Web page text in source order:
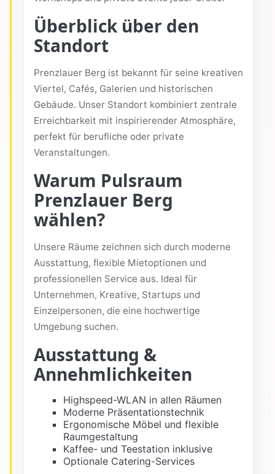
Überblick über den
Standort
Prenzlauer Berg ist bekannt für seine kreativen
Viertel, Cafés, Galerien und historischen
Gebäude. Unser Standort kombiniert zentrale
Erreichbarkeit mit inspirierender Atmosphäre,
perfekt für berufliche oder private
Veranstaltungen.
Warum Pulsraum
Prenzlauer Berg
wählen?
Unsere Räume zeichnen sich durch moderne
Ausstattung, flexible Mietoptionen und
professionellen Service aus. Ideal für
Unternehmen, Kreative, Startups und
Einzelpersonen, die eine hochwertige
Umgebung suchen.
Ausstattung &
Annehmlichkeiten
Highspeed-WLAN in allen Räumen
Moderne Präsentationstechnik
Ergonomische Möbel und flexible
Raumgestaltung
Kaffee- und Teestation inklusive
Optionale Catering-Services